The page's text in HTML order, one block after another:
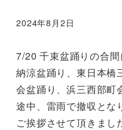
投稿日
2024年8月2日
7/20 千束盆踊りの合
納涼盆踊り、東日本橋
会盆踊り、浜三西部町
途中、雷雨で撤収とな
ご挨拶させて頂きまし